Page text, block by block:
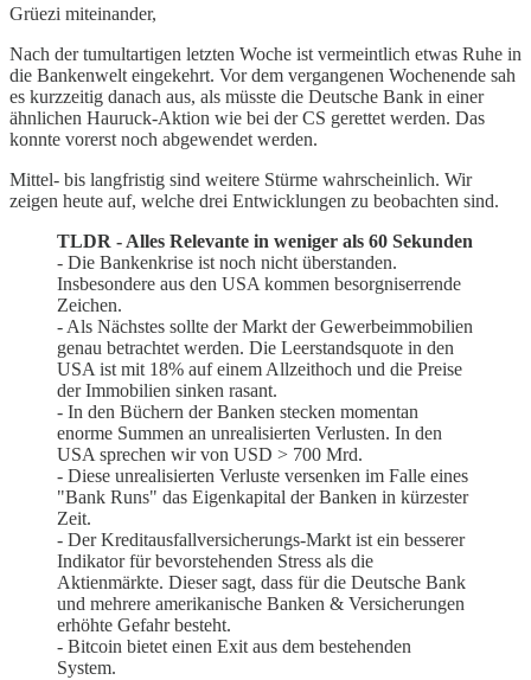
Grüezi miteinander,
Nach der tumultartigen letzten Woche ist vermeintlich etwas Ruhe in
die Bankenwelt eingekehrt. Vor dem vergangenen Wochenende sah
es kurzzeitig danach aus, als müsste die Deutsche Bank in einer
ähnlichen Hauruck-Aktion wie bei der CS gerettet werden. Das
konnte vorerst noch abgewendet werden.
Mittel- bis langfristig sind weitere Stürme wahrscheinlich. Wir
zeigen heute auf, welche drei Entwicklungen zu beobachten sind.
TLDR - Alles Relevante in weniger als 60 Sekunden
- Die Bankenkrise ist noch nicht überstanden.
Insbesondere aus den USA kommen besorgniserrende
Zeichen.
- Als Nächstes sollte der Markt der Gewerbeimmobilien
genau betrachtet werden. Die Leerstandsquote in den
USA ist mit 18% auf einem Allzeithoch und die Preise
der Immobilien sinken rasant.
- In den Büchern der Banken stecken momentan
enorme Summen an unrealisierten Verlusten. In den
USA sprechen wir von USD > 700 Mrd.
- Diese unrealisierten Verluste versenken im Falle eines
"Bank Runs" das Eigenkapital der Banken in kürzester
Zeit.
- Der Kreditausfallversicherungs-Markt ist ein besserer
Indikator für bevorstehenden Stress als die
Aktienmärkte. Dieser sagt, dass für die Deutsche Bank
und mehrere amerikanische Banken & Versicherungen
erhöhte Gefahr besteht.
- Bitcoin bietet einen Exit aus dem bestehenden
System.